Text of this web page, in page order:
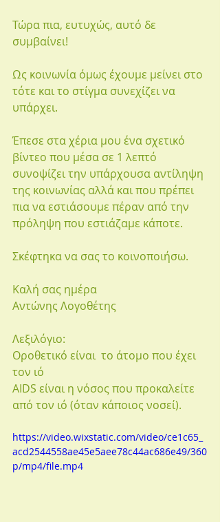
Τώρα πια, ευτυχώς, αυτό δε
συμβαίνει!
Ως κοινωνία όμως έχουμε μείνει στο
τότε και το στίγμα συνεχίζει να
υπάρχει.
Έπεσε στα χέρια μου ένα σχετικό
βίντεο που μέσα σε 1 λεπτό
συνοψίζει την υπάρχουσα αντίληψη
της κοινωνίας αλλά και που πρέπει
πια να εστιάσουμε πέραν από την
πρόληψη που εστιάζαμε κάποτε.
Σκέφτηκα να σας το κοινοποιήσω.
Καλή σας ημέρα
Αντώνης Λογοθέτης
Λεξιλόγιο:
Οροθετικό είναι  το άτομο που έχει
τον ιό
AIDS είναι η νόσος που προκαλείτε
από τον ιό (όταν κάποιος νοσεί).
https://video.wixstatic.com/video/ce1c65_
acd2544558ae45e5aee78c44ac686e49/360
p/mp4/file.mp4